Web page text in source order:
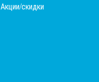
Акции/скидки